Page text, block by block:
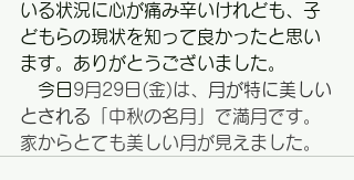
いる状況に心が痛み辛いけれども、子
どもらの現状を知って良かったと思い
ます。ありがとうございました。
今日 9月29日(金)は、
月が特に美しい
とされる 「中秋の名月」で満月です。
家からとても美しい月が見えました。